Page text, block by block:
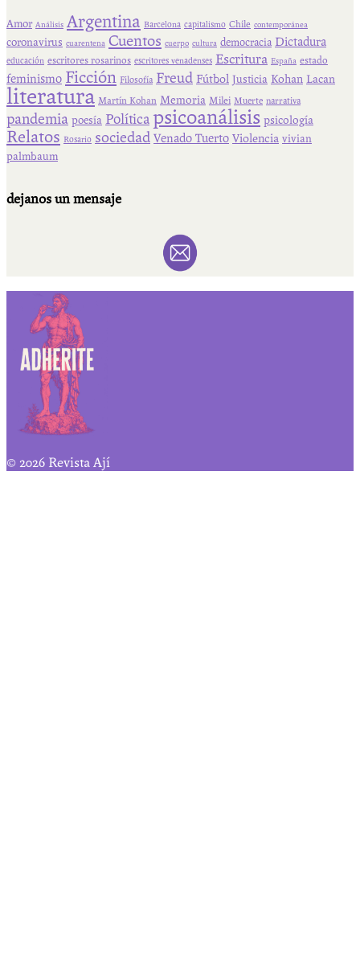
Amor Análisis Argentina Barcelona capitalismo Chile contemporánea
coronavirus cuarentena Cuentos cuerpo cultura democracia Dictadura
educación escritores rosarinos escritores venadenses Escritura España estado
feminismo Ficción Filosofía Freud Fútbol Justicia Kohan Lacan
literatura Martín Kohan Memoria Milei Muerte narrativa
pandemia poesía Política psicoanálisis psicología
Relatos Rosario sociedad Venado Tuerto Violencia vivian
palmbaum
dejanos un mensaje
© 2026 Revista Ají